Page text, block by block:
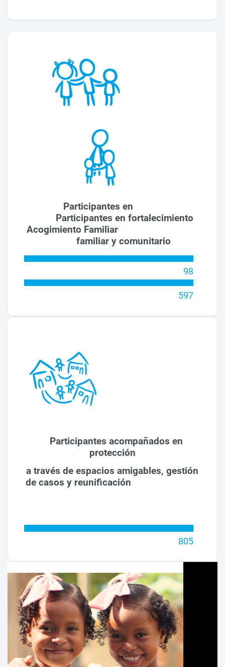
Participantes en
Participantes en fortalecimiento
Acogimiento Familiar
familiar y comunitario
98
597
Participantes acompañados en
protección
a través de espacios amigables, gestión
de casos y reunificación
805